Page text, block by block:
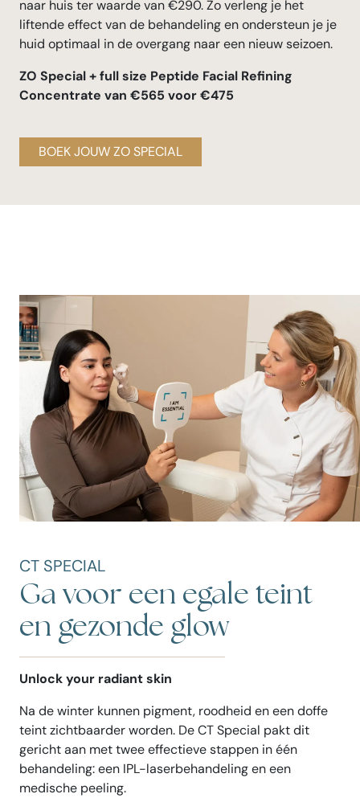
naar huis ter waarde van €290. Zo verleng je het
liftende effect van de behandeling en ondersteun je je
huid optimaal in de overgang naar een nieuw seizoen.
ZO Special + full size Peptide Facial Refining
Concentrate van €565 voor €475
BOEK JOUW ZO SPECIAL
CT SPECIAL
Ga voor een egale teint
en gezonde glow
Unlock your radiant skin
Na de winter kunnen pigment, roodheid en een doffe
teint zichtbaarder worden. De CT Special pakt dit
gericht aan met twee effectieve stappen in één
behandeling: een IPL-laserbehandeling en een
medische peeling.